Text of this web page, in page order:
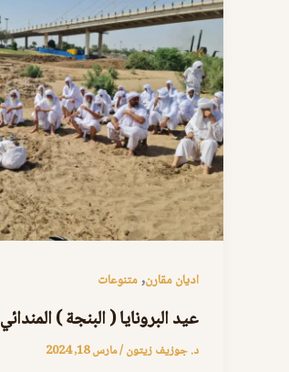
اديان مقارن,متنوعات
عيد البرونايا ( البنجة ) المندائي
د. جوزيف زيتون/مارس 18, 2024